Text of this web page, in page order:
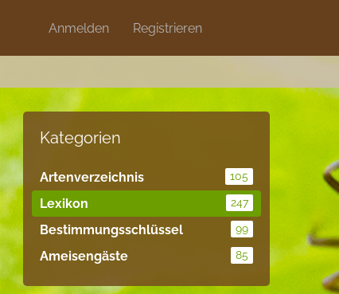
Anmelden Registrieren
Discord Artikel Blog
Kategorien
Artenverzeichnis 105
Lexikon 247
Bestimmungsschlüssel 99
Ameisengäste 85